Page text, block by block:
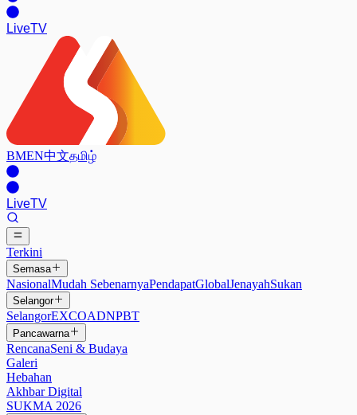
LiveTV
BMEN中文தமிழ்
LiveTV
Terkini
Semasa
NasionalMudah SebenarnyaPendapatGlobalJenayahSukan
Selangor
SelangorEXCOADNPBT
Pancawarna
RencanaSeni & Budaya
Galeri
Hebahan
Akhbar Digital
SUKMA 2026